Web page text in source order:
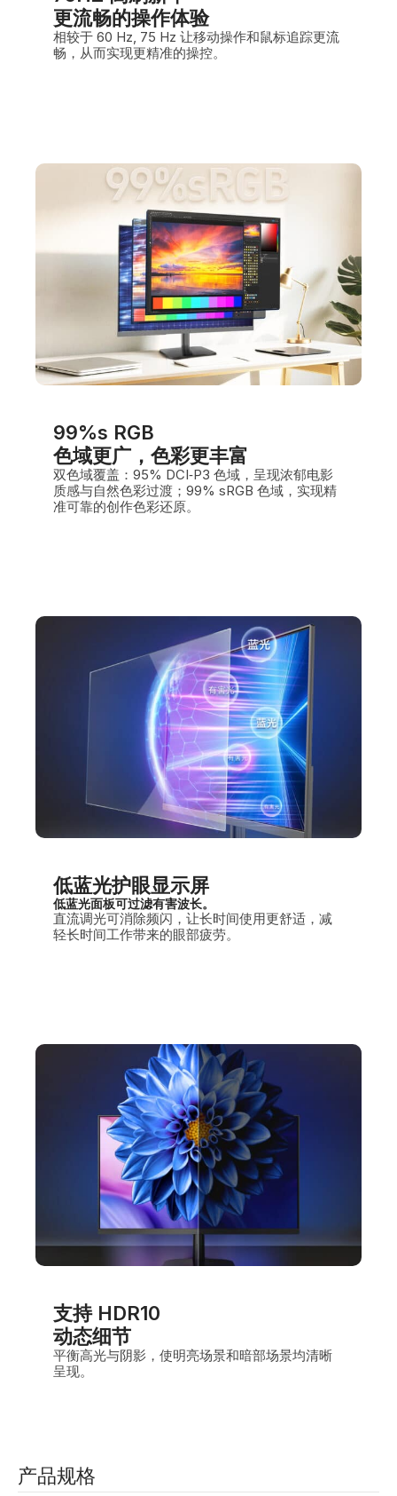
更流畅的操作体验
相较于 60 Hz, 75 Hz 让移动操作和鼠标追踪更流
畅，从而实现更精准的操控。
99%s RGB
色域更广，色彩更丰富
双色域覆盖：95% DCI‑P3 色域，呈现浓郁电影
质感与自然色彩过渡；99% sRGB 色域，实现精
准可靠的创作色彩还原。
低蓝光护眼显示屏
低蓝光面板可过滤有害波长。
直流调光可消除频闪，让长时间使用更舒适，减
轻长时间工作带来的眼部疲劳。
支持 HDR10
动态细节
平衡高光与阴影，使明亮场景和暗部场景均清晰
呈现。
产品规格